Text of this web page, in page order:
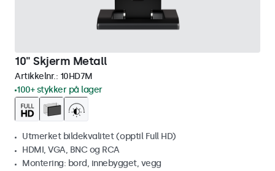
10" Skjerm Metall
Artikkelnr.: 10HD7M
100+ stykker på lager
Utmerket bildekvalitet (opptil Full HD)
HDMI, VGA, BNC og RCA
Montering: bord, innebygget, vegg